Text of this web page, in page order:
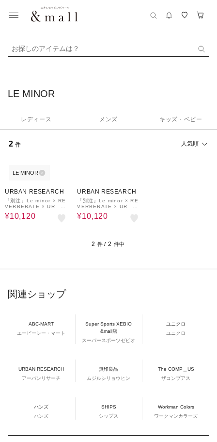
お探しのアイテムは？
LE MINOR
レディース メンズ キッズ・ベビー
2 件 人気順
LE MINOR
URBAN RESEARCH
『別注』Le minor × RE
VERBERATE × UR M
ARINIERE
¥10,120
URBAN RESEARCH
『別注』Le minor × RE
VERBERATE × UR M
ARINIERE
¥10,120
2 件 / 2 件中
関連ショップ
ABC-MART
エービーシー・マート
Super Sports XEBIO
&mall店
スーパースポーツゼビオ
ユニクロ
ユニクロ
URBAN RESEARCH
アーバンリサーチ
無印良品
ムジルシリョウヒン
The COMP＿US
ザコンプアス
ハンズ
ハンズ
SHIPS
シップス
Workman Colors
ワークマンカラーズ